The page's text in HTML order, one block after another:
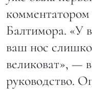
Балтимора. «У
ваш нос
великоват», —
руководство.